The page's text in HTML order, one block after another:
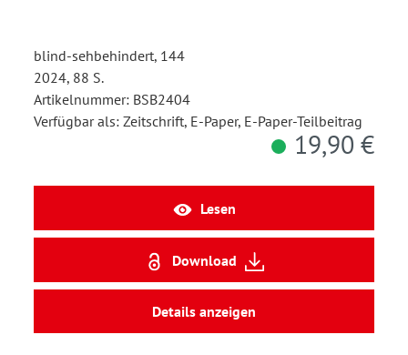
blind-sehbehindert, 144
2024, 88 S.
Artikelnummer: BSB2404
Verfügbar als: Zeitschrift, E-Paper, E-Paper-Teilbeitrag
19,90 €
Lesen
Download
Details anzeigen